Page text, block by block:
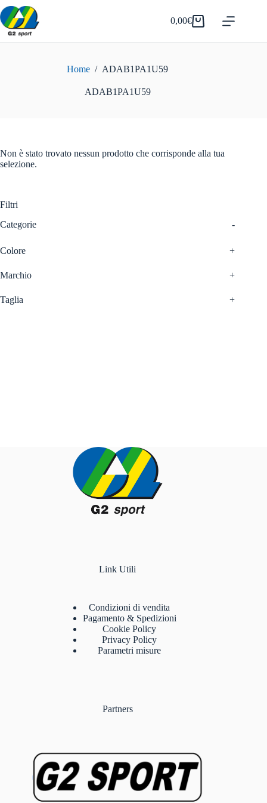
Salta
al
contenuto
Carrello
0,00€
Home / ADAB1PA1U59
ADAB1PA1U59
Non è stato trovato nessun prodotto che corrisponde alla tua
selezione.
Filtri
Categorie
-
Colore +
Marchio +
Taglia +
Link Utili
Condizioni di vendita
Pagamento & Spedizioni
Cookie Policy
Privacy Policy
Parametri misure
Partners